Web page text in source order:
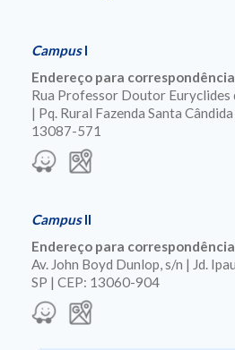
CampusI
Endereço para
Rua Professor Doutor Euryclides
| Pq. Rural Fazenda Santa
13087-571
CampusII
Endereço para
Av. John Boyd Dunlop, s/n | Jd.
SP | CEP: 13060-904